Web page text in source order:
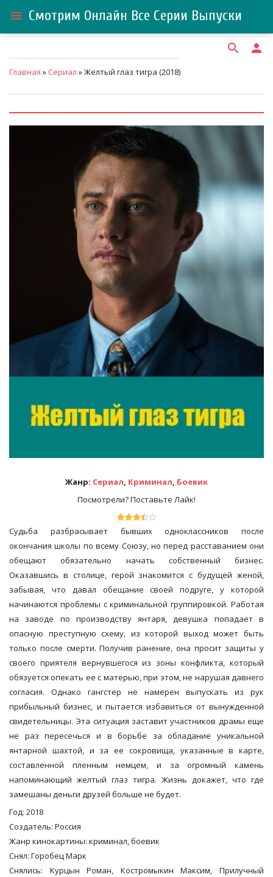
menu Смотрим Онлайн Все Серии Выпуски
search person
Главная » Сериал » Желтый глаз тигра (2018)
Жанр: Сериал, Криминал, Боевик
Посмотрели? Поставьте Лайк!
Судьба разбрасывает бывших одноклассников после
окончания школы по всему Союзу, но перед расставанием они
обещают обязательно начать собственный бизнес.
Оказавшись в столице, герой знакомится с будущей женой,
забывая, что давал обещание своей подруге, у которой
начинаются проблемы с криминальной группировкой. Работая
на заводе по производству янтаря, девушка попадает в
опасную преступную схему, из которой выход может быть
только после смерти. Получив ранение, она просит защиты у
своего приятеля вернувшегося из зоны конфликта, который
обязуется опекать ее с матерью, при этом, не нарушая давнего
согласия. Однако гангстер не намерен выпускать из рук
прибыльный бизнес, и пытается избавиться от вынужденной
свидетельницы. Эта ситуация заставит участников драмы еще
не раз пересечься и в борьбе за обладание уникальной
янтарной шахтой, и за ее сокровища, указанные в карте,
составленной пленным немцем, и за огромный камень
напоминающий желтый глаз тигра. Жизнь докажет, что где
замешаны деньги друзей больше не будет.
Год: 2018
Создатель: Россия
Жанр кинокартины: криминал, боевик
Снял: Горобец Марк
Снялись: Курцын Роман, Костромыкин Максим, Прилучный